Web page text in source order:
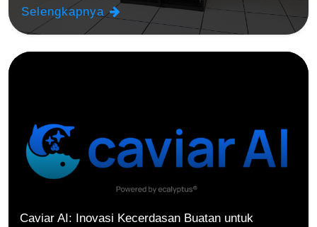
Selengkapnya
Caviar AI: Inovasi Kecerdasan Buatan untuk